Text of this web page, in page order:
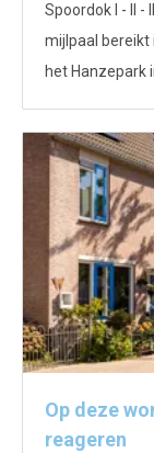
Spoordok I - II -
mijlpaal bereikt
het Hanzepark
Op deze
reageren